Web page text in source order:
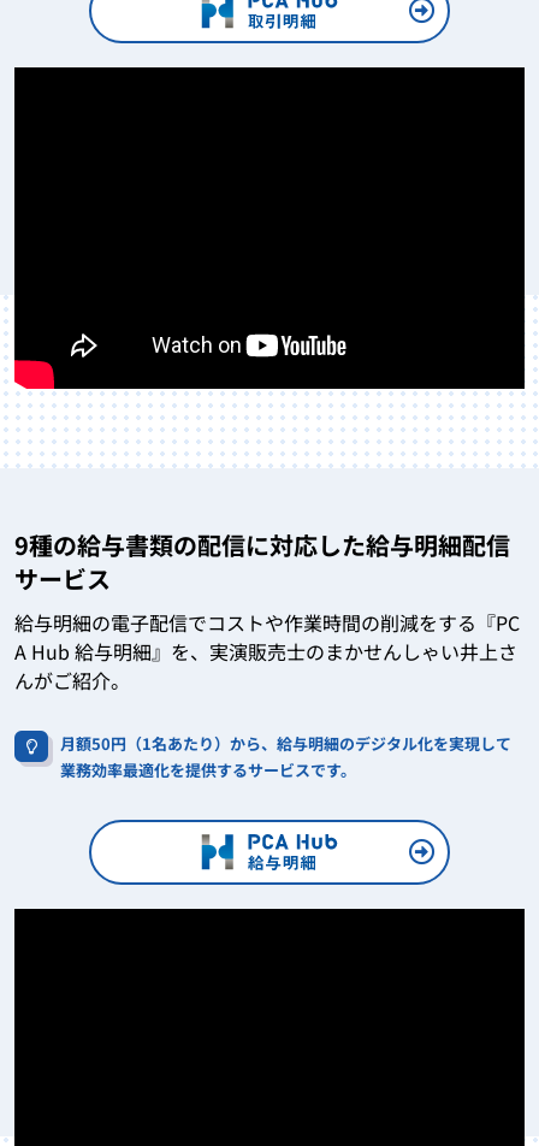
9種の給与書類の配信に対応した給与明細配信
サービス
給与明細の電子配信でコストや作業時間の削減をする『PC
A Hub 給与明細』を、実演販売士のまかせんしゃい井上さ
んがご紹介。
月額50円（1名あたり）から、給与明細のデジタル化を実現して
業務効率最適化を提供するサービスです。